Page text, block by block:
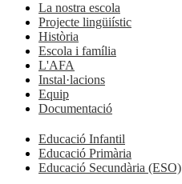
La nostra escola
Projecte lingüiístic
Història
Escola i família
L'AFA
Instal·lacions
Equip
Documentació
Educació Infantil
Educació Primària
Educació Secundària (ESO)